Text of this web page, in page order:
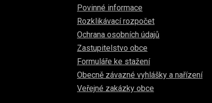
Povinné informace
Rozklikávací rozpočet
Ochrana osobních údajů
Zastupitelstvo obce
Formuláře ke stažení
Obecně závazné vyhlášky a nařízení
Veřejné zakázky obce